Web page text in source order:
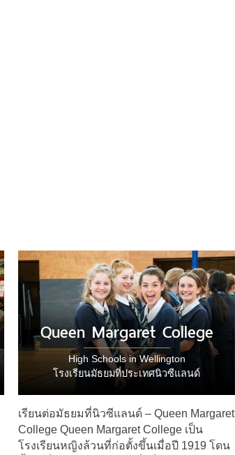
Queen Margaret College
High Schools in Wellington
โรงเรียนมัธยมที่ประเทศนิวซีแลนด์
เรียนต่อมัธยมที่นิวซีแลนด์ – Queen Margaret
College Queen Margaret College เป็น
โรงเรียนหญิงล้วนที่ก่อตั้งขึ้นเมื่อปี 1919 โดน